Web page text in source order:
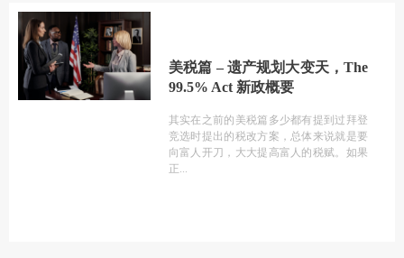
美税篇 – 遗产规划大变天，The
99.5% Act 新政概要
其实在之前的美税篇多少都有提到过拜登
竞选时提出的税改方案，总体来说就是要
向富人开刀，大大提高富人的税赋。如果
正